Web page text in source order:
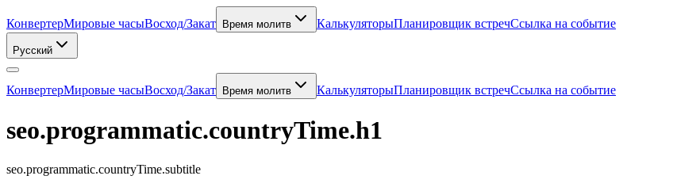
КонвертерМировые часыВосход/Закат Время молитв КалькуляторыПланировщик встречСсылка на событие
Русский
КонвертерМировые часыВосход/Закат Время молитв КалькуляторыПланировщик встречСсылка на событие
seo.programmatic.countryTime.h1
seo.programmatic.countryTime.subtitle